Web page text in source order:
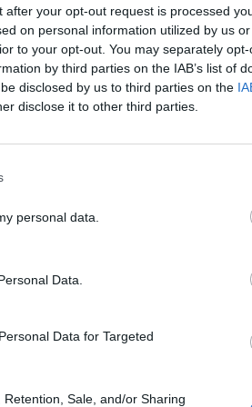
your opt-out request is processed
on personal information utilized by us
to your opt-out. You may separately
by third parties on the IAB’s list of
disclosed by us to third parties on the
disclose it to other third parties.
personal data.
Data.
Data for Targeted
Sale, and/or Sharing
anni, il nuovo
circa mille euro
la manutenzione del
al costo del palco.
a Come States?